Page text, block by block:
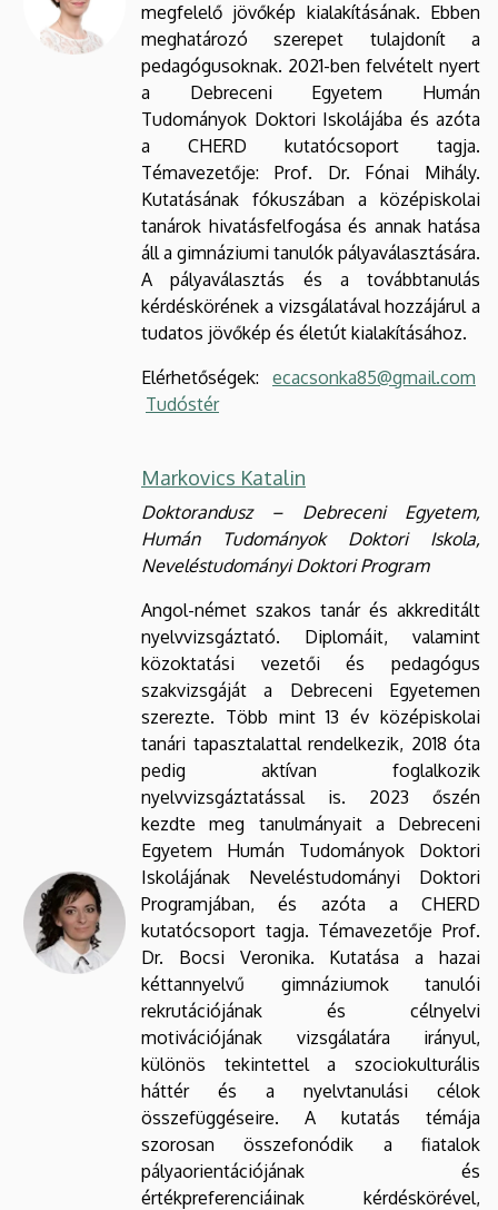
megfelelő jövőkép kialakításának. Ebben
meghatározó szerepet tulajdonít a
pedagógusoknak. 2021-ben felvételt nyert
a Debreceni Egyetem Humán
Tudományok Doktori Iskolájába és azóta
a CHERD kutatócsoport tagja.
Témavezetője: Prof. Dr. Fónai Mihály.
Kutatásának fókuszában a középiskolai
tanárok hivatásfelfogása és annak hatása
áll a gimnáziumi tanulók pályaválasztására.
A pályaválasztás és a továbbtanulás
kérdéskörének a vizsgálatával hozzájárul a
tudatos jövőkép és életút kialakításához.
Elérhetőségek: ecacsonka85@gmail.com
Tudóstér
Markovics Katalin
Doktorandusz – Debreceni Egyetem,
Humán Tudományok Doktori Iskola,
Neveléstudományi Doktori Program
Angol-német szakos tanár és akkreditált
nyelvvizsgáztató. Diplomáit, valamint
közoktatási vezetői és pedagógus
szakvizsgáját a Debreceni Egyetemen
szerezte. Több mint 13 év középiskolai
tanári tapasztalattal rendelkezik, 2018 óta
pedig aktívan foglalkozik
nyelvvizsgáztatással is. 2023 őszén
kezdte meg tanulmányait a Debreceni
Egyetem Humán Tudományok Doktori
Iskolájának Neveléstudományi Doktori
Programjában, és azóta a CHERD
kutatócsoport tagja. Témavezetője Prof.
Dr. Bocsi Veronika. Kutatása a hazai
kéttannyelvű gimnáziumok tanulói
rekrutációjának és célnyelvi
motivációjának vizsgálatára irányul,
különös tekintettel a szociokulturális
háttér és a nyelvtanulási célok
összefüggéseire. A kutatás témája
szorosan összefonódik a fiatalok
pályaorientációjának és
értékpreferenciáinak kérdéskörével,